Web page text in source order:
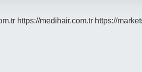
https://medihair.com.tr https://